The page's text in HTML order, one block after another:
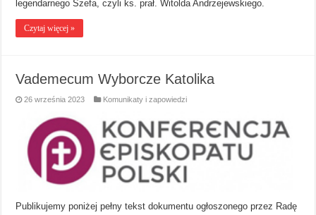
legendarnego Szefa, czyli ks. prał. Witolda Andrzejewskiego.
Czytaj więcej »
Vademecum Wyborcze Katolika
26 września 2023 Komunikaty i zapowiedzi
Publikujemy poniżej pełny tekst dokumentu ogłoszonego przez Radę